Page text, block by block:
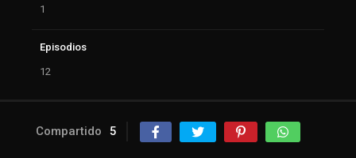
1
Episodios
12
Compartido 5